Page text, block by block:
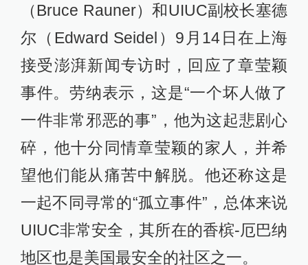
（Bruce Rauner）和UIUC副校长塞德
尔（Edward Seidel）9月14日在上海
接受澎湃新闻专访时，回应了章莹颖
事件。劳纳表示，这是“一个坏人做了
一件非常邪恶的事”，他为这起悲剧心
碎，他十分同情章莹颖的家人，并希
望他们能从痛苦中解脱。他还称这是
一起不同寻常的“孤立事件”，总体来说
UIUC非常安全，其所在的香槟-厄巴纳
地区也是美国最安全的社区之一。